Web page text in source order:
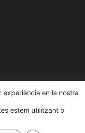
de Diputació d'Alacant
experiència en la nostra
estem utilitzant o